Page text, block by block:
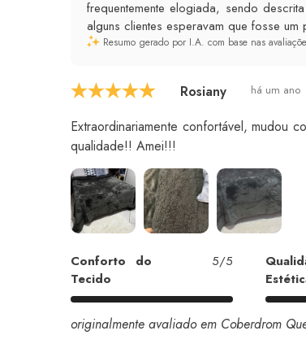
frequentemente elogiada, sendo
alguns clientes esperavam que fosse
Resumo gerado por I.A. com base nas
Rosiany há um ano
Extraordinariamente confortável, mudou
qualidade!! Amei!!!
Conforto do
Tecido
5/5
originalmente avaliado em Coberdrom